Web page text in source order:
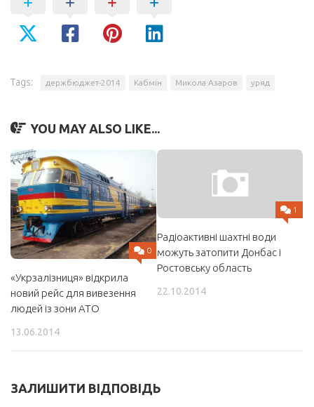
Tags: держбюджет-2014 Кабмін Микола Азаров уряд
YOU MAY ALSO LIKE...
0
«Укрзалізниця» відкрила
новий рейс для вивезення
людей із зони АТО
13.06.2014
1
Радіоактивні шахтні води
можуть затопити Донбас і
Ростовську область
22.10.2014
ЗАЛИШИТИ ВІДПОВІДЬ